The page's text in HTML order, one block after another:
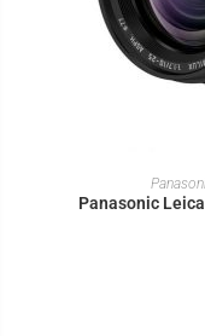
Panasonic